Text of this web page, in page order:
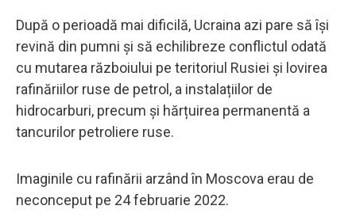
După o perioadă mai dificilă, Ucraina azi pare să își
revină din pumni și să echilibreze conflictul odată
cu mutarea războiului pe teritoriul Rusiei și lovirea
rafinăriilor ruse de petrol, a instalațiilor de
hidrocarburi, precum și hărțuirea permanentă a
tancurilor petroliere ruse.
Imaginile cu rafinării arzând în Moscova erau de
neconceput pe 24 februarie 2022.